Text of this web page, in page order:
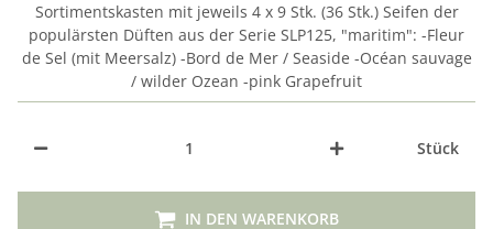
Sortimentskasten mit jeweils 4 x 9 Stk. (36 Stk.) Seifen der
populärsten Düften aus der Serie SLP125, "maritim": -Fleur
de Sel (mit Meersalz) -Bord de Mer / Seaside -Océan sauvage
/ wilder Ozean -pink Grapefruit
Stück
IN DEN WARENKORB